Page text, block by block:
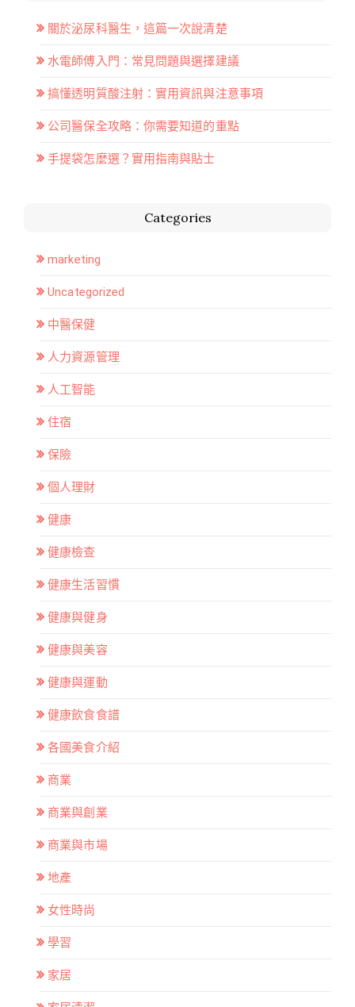
關於泌尿科醫生，這篇一次說清楚
水電師傅入門：常見問題與選擇建議
搞懂透明質酸注射：實用資訊與注意事項
公司醫保全攻略：你需要知道的重點
手提袋怎麼選？實用指南與貼士
Categories
marketing
Uncategorized
中醫保健
人力資源管理
人工智能
住宿
保險
個人理財
健康
健康檢查
健康生活習慣
健康與健身
健康與美容
健康與運動
健康飲食食譜
各國美食介紹
商業
商業與創業
商業與市場
地產
女性時尚
學習
家居